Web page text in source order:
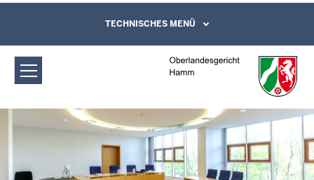
Oberlandesgericht Hamm:
Sitzungstermine
Direkt zum Inhalt
Leichte Sprache, Gebärdensprachenvideo
und Kontaktformular
TECHNISCHES MENÜ